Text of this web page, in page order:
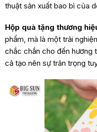
thuật sản xuất bao bì của
Hộp quà tặng thương
phẩm, mà là một trải
chắc chắn cho đến hương
cả tạo nên sự trân trọng